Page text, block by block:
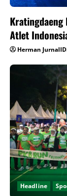
Kratingdaeng
Atlet
Herman
Headline